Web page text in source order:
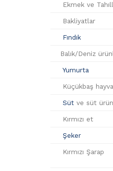
Ekmek ve
Bakliyatlar
Fındık
Balık/Deniz
Yumurta
Küçükbaş
Süt ve süt
Kırmızı et
Şeker
Kırmızı Şarap